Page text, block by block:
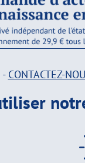
- CONTACTEZ-